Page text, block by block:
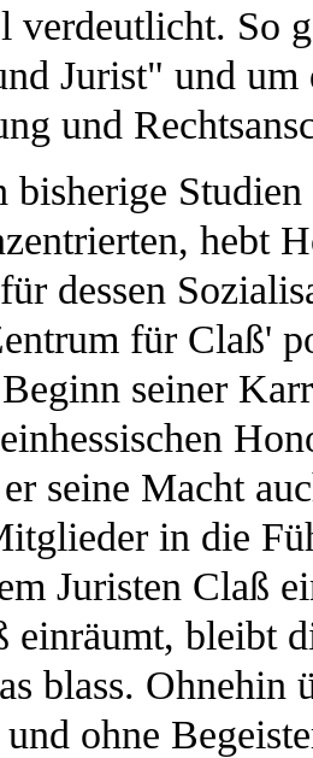
verdeutlicht. So
Jurist" und um
und
bisherige
hebt
dessen
für Claß'
seiner
seine Macht
in die
Juristen Claß
einräumt, bleibt
blass. Ohnehin
ohne